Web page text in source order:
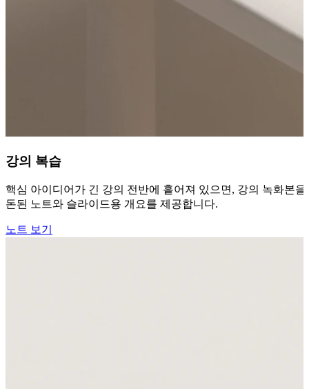
강의 복습
핵심 아이디어가 긴 강의 전반에 흩어져 있으면, 강의 녹화본
돈된 노트와 슬라이드용 개요를 제공합니다.
노트 보기